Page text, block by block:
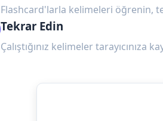
Flashcard'larla kelimeleri öğrenin,
Tekrar Edin
Çalıştığınız kelimeler